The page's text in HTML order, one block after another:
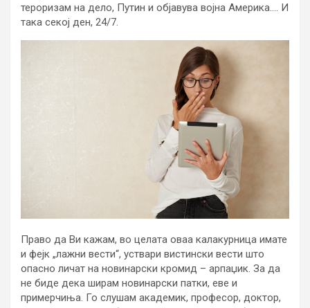
тероризам на дело, Путин и објавува војна Америка…. И
така секој ден, 24/7.
Право да Ви кажам, во целата оваа калакурница имате
и фејк „лажни вести“, уствари вистински вести што
опасно личат на новинарски кромид – арпаџик. За да
не биде дека ширам новинарски патки, еве и
примерчиња. Го слушам академик, професор, доктор,